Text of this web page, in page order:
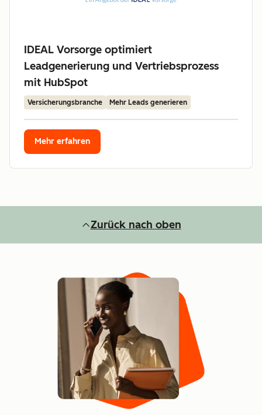
IDEAL Vorsorge optimiert
Leadgenerierung und Vertriebsprozess
mit HubSpot
Versicherungsbranche Mehr Leads generieren
Mehr erfahren
Zurück nach oben